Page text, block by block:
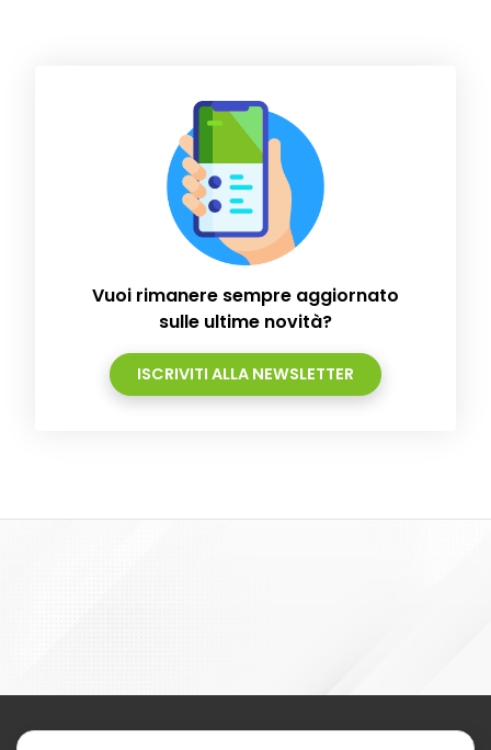
Vuoi rimanere sempre aggiornato
sulle ultime novità?
ISCRIVITI ALLA NEWSLETTER